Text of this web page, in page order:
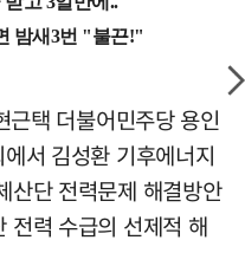
택 더불어민주당 용인
서 김성환 기후에너지
산단 전력문제 해결방안
전력 수급의 선제적 해